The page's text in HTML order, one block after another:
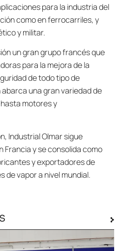
para la industria del
como en ferrocarriles, y
y militar.
un gran grupo francés que
para la mejora de la
de todo tipo de
una gran variedad de
motores y
Industrial Olmar sigue
Francia y se consolida como
y exportadores de
de vapor a nivel mundial.